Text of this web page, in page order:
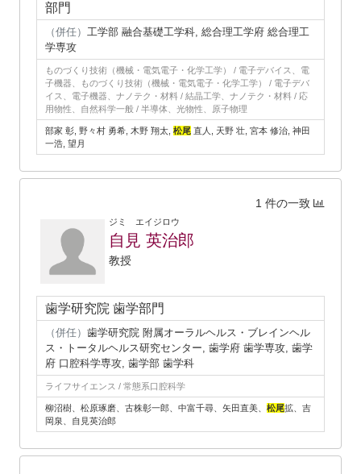
部門
（併任） 工学部 融合基礎工学科, 総合理工学府 総合理工
学専攻
ものづくり技術（機械・電気電子・化学工学） / 電子デバイス、電
子機器、ものづくり技術（機械・電気電子・化学工学） / 電子デバ
イス、電子機器、ナノテク・材料 / 結晶工学、ナノテク・材料 / 応
用物性、自然科学一般 / 半導体、光物性、原子物理
部家 彰, 野々村 勇希, 木野 翔太, 松尾 直人, 天野 壮, 宮本 修治, 神田
一浩, 望月
1 件の一致
ジミ エイジロウ
自見 英治郎
教授
歯学研究院 歯学部門
（併任） 歯学研究院 附属オーラルヘルス・ブレインヘル
ス・トータルヘルス研究センター, 歯学府 歯学専攻, 歯学
府 口腔科学専攻, 歯学部 歯学科
ライフサイエンス / 常態系口腔科学
柳沼樹、松原琢磨、古株彰一郎、中富千尋、矢田直美、 松尾拡、吉
岡泉、自見英治郎